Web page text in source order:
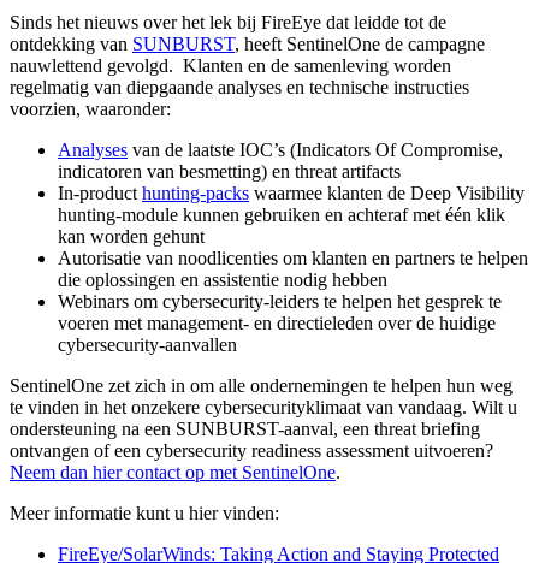
Sinds het nieuws over het lek bij FireEye dat leidde tot de
ontdekking van SUNBURST, heeft SentinelOne de campagne
nauwlettend gevolgd. Klanten en de samenleving worden
regelmatig van diepgaande analyses en technische instructies
voorzien, waaronder:
Analyses van de laatste IOC’s (Indicators Of Compromise,
indicatoren van besmetting) en threat artifacts
In-product hunting-packs waarmee klanten de Deep Visibility
hunting-module kunnen gebruiken en achteraf met één klik
kan worden gehunt
Autorisatie van noodlicenties om klanten en partners te helpen
die oplossingen en assistentie nodig hebben
Webinars om cybersecurity-leiders te helpen het gesprek te
voeren met management- en directieleden over de huidige
cybersecurity-aanvallen
SentinelOne zet zich in om alle ondernemingen te helpen hun weg
te vinden in het onzekere cybersecurityklimaat van vandaag. Wilt u
ondersteuning na een SUNBURST-aanval, een threat briefing
ontvangen of een cybersecurity readiness assessment uitvoeren?
Neem dan hier contact op met SentinelOne.
Meer informatie kunt u hier vinden:
FireEye/SolarWinds: Taking Action and Staying Protected